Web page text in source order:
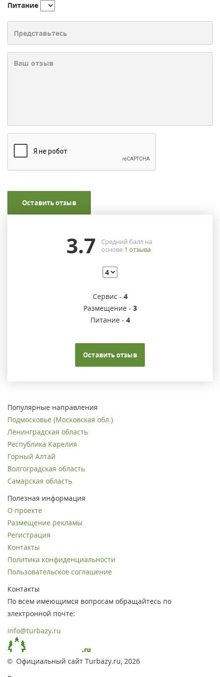
Питание
Оставить отзыв
3.7
Средний балл на
основе 1 отзыва
Сервис - 4
Размещение - 3
Питание - 4
Оставить отзыв
Популярные направления
Подмосковье (Московская обл.)
Ленинградская область
Республика Карелия
Горный Алтай
Волгоградская область
Самарская область
Полезная информация
О проекте
Размещение рекламы
Регистрация
Контакты
Политика конфиденциальности
Пользовательское соглашение
Контакты
По всем имеющимся вопросам обращайтесь по
электронной почте:
info@turbazy.ru
© Официальный сайт Turbazy.ru, 2026